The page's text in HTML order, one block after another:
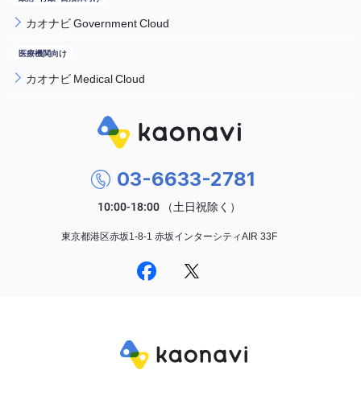
カオナビ Government Cloud
カオナビ Medical Cloud
03-6633-2781
東京都港区赤坂1-8-1 赤坂インターシティAIR 33F